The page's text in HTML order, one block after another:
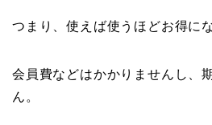
つまり、使えば使うほどお得に
会員費などはかかりませんし、
ん。